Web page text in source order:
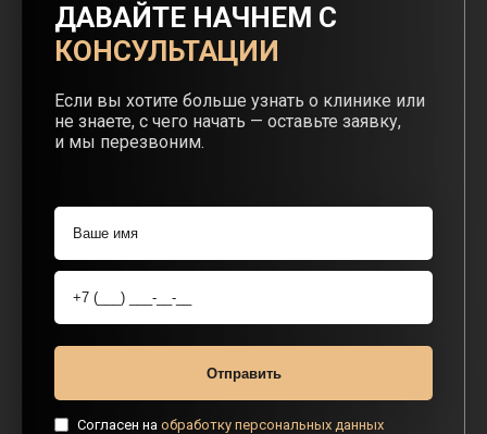
ДАВАЙТЕ НАЧНЕМ С
КОНСУЛЬТАЦИИ
Если вы хотите больше узнать о клинике или
не знаете, с чего начать — оставьте заявку,
и мы перезвоним.
Согласен на обработку персональных данных